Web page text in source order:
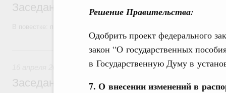
Решение Правительства:
Одобрить проект федерального
закон “О государственных
в Государственную Думу в
7. О внесении изменений в
Заседание Правительства (2026 год,
16 апреля, четверг
Заседание Правительства (2026 год,